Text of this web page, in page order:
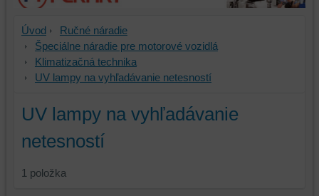
Úvod
Ručné náradie
Špeciálne náradie pre motorové vozidlá
Klimatizačná technika
UV lampy na vyhľadávanie netesností
UV lampy na vyhľadávanie
netesností
1 položka